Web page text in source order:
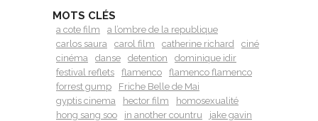
MOTS CLÉS
a cote film
a l’ombre de la republique
carlos saura
carol film catherine richard
ciné
cinéma
danse detention
dominique idir
festival reflets
flamenco
flamenco flamenco
forrest gump
Friche Belle de Mai
gyptis cinema
hector film
homosexualité
hong sang soo
in another countru
jake gavin